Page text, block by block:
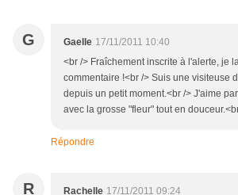
G Gaelle 17/11/2011 10:40
<br /> Fraîchement inscrite à l'alerte, je
commentaire !<br /> Suis une visiteuse
depuis un petit moment.<br /> J'aime
avec la grosse "fleur" tout en
Répondre
R Rachelle 17/11/2011 09:24